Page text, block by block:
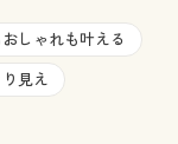
しゃれも叶える
見え